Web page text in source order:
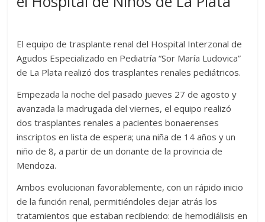
El equipo de trasplante renal del Hospital Interzonal de
Agudos Especializado en Pediatría “Sor María Ludovica”
de La Plata realizó dos trasplantes renales pediátricos.
Empezada la noche del pasado jueves 27 de agosto y
avanzada la madrugada del viernes, el equipo realizó
dos trasplantes renales a pacientes bonaerenses
inscriptos en lista de espera; una niña de 14 años y un
niño de 8, a partir de un donante de la provincia de
Mendoza.
Ambos evolucionan favorablemente, con un rápido inicio
de la función renal, permitiéndoles dejar atrás los
tratamientos que estaban recibiendo: de hemodiálisis en